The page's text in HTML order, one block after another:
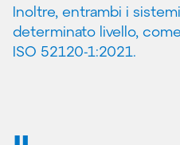
Inoltre, entrambi i
determinato livello,
ISO 52120-1:2021.